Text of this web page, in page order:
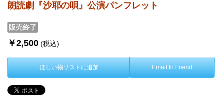
朗読劇『沙耶の唄』公演パンフレット
販売終了
￥2,500 (税込)
ほしい物リストに追加 Email to Friend